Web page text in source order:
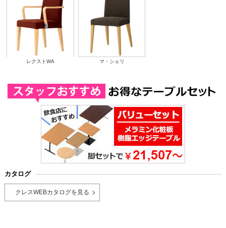
レクストWA マ・シェリ
カタログ
クレスWEBカタログを見る